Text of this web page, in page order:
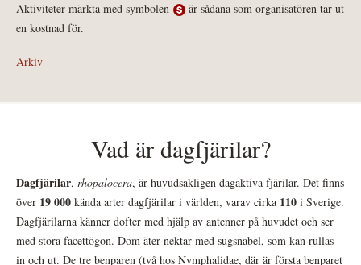
Aktiviteter märkta med symbolen
är sådana som organisatören tar ut
en kostnad för.
Arkiv
Vad är dagfjärilar?
Dagfjärilar, rhopalocera, är huvudsakligen dagaktiva fjärilar. Det finns
över 19 000 kända arter dagfjärilar i världen, varav cirka 110 i Sverige.
Dagfjärilarna känner dofter med hjälp av antenner på huvudet och ser
med stora facettögon. Dom äter nektar med sugsnabel, som kan rullas
in och ut. De tre benparen (två hos Nymphalidae, där är första benparet